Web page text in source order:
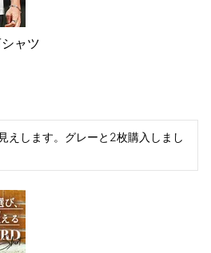
ャツ
えします。グレーと2枚購入しまし